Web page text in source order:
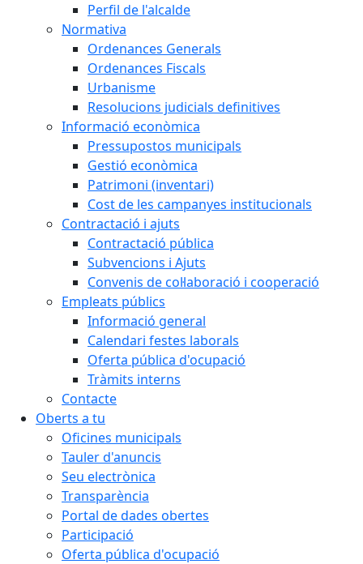
Perfil de l'alcalde
Normativa
Ordenances Generals
Ordenances Fiscals
Urbanisme
Resolucions judicials definitives
Informació econòmica
Pressupostos municipals
Gestió econòmica
Patrimoni (inventari)
Cost de les campanyes institucionals
Contractació i ajuts
Contractació pública
Subvencions i Ajuts
Convenis de col·laboració i cooperació
Empleats públics
Informació general
Calendari festes laborals
Oferta pública d'ocupació
Tràmits interns
Contacte
Oberts a tu
Oficines municipals
Tauler d'anuncis
Seu electrònica
Transparència
Portal de dades obertes
Participació
Oferta pública d'ocupació